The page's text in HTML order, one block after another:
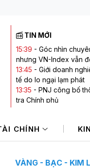
TIN MỚI
15:39 - Góc nhìn
nhưng VN-Index vẫn
13:45 - Giới doanh
tế do lo ngại lạm phát
13:35 - PNJ công bố
tra Chính phủ
13:25-Mi Hồng - tiệm
kết luận của Thanh tra
doanh của doanh
CHÍNH
VÀNG - BẠC - KIM